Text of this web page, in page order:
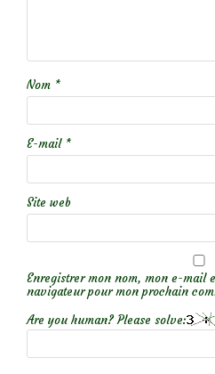
Nom *
E-mail *
Site web
Enregistrer mon nom, mon e-mail
navigateur pour mon prochain
Are you human? Please solve: